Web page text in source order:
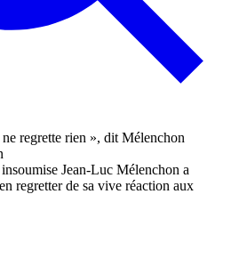
Jean-Luc Mélenchon a
regretter de sa vive réaction aux